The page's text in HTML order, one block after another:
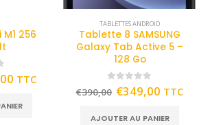
M1 256
5 TTC
TABLETTES ANDROID
Tablette 8 SAMSUNG
Galaxy Tab Active 5 –
128 Go
out of 5
€390,00 €349,00 TTC
AJOUTER AU PANIER